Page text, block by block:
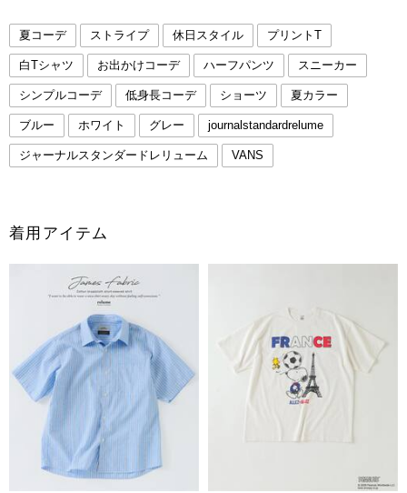
夏コーデ ストライプ 休日スタイル プリントT
白Tシャツ お出かけコーデ ハーフパンツ スニーカー
シンプルコーデ 低身長コーデ ショーツ 夏カラー
ブルー ホワイト グレー journalstandardrelume
ジャーナルスタンダードレリューム VANS
着用アイテム